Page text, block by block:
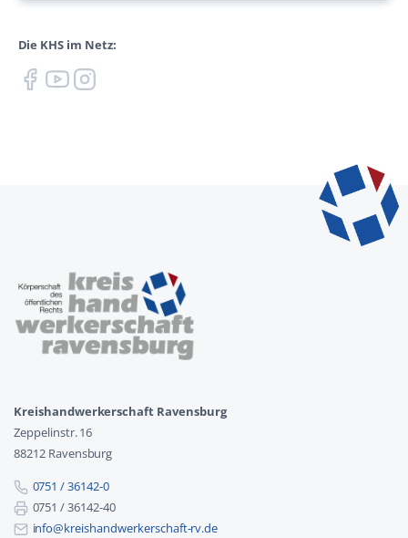
Die KHS im Netz:
Kreishandwerkerschaft Ravensburg
Zeppelinstr. 16
88212 Ravensburg
0751 / 36142-0
0751 / 36142-40
info@kreishandwerkerschaft-rv.de